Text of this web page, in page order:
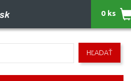
HĽADAŤ
0 ks